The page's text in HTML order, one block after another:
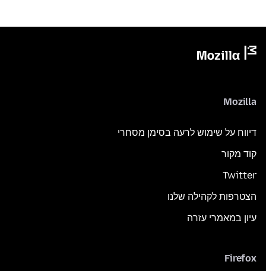
Mozilla
דיווח על שימוש לרעה בסימן מסחרי
קוד מקור
Twitter
הצטרפות לקהילה שלנו
עיון במאמרי עזרה
Firefox